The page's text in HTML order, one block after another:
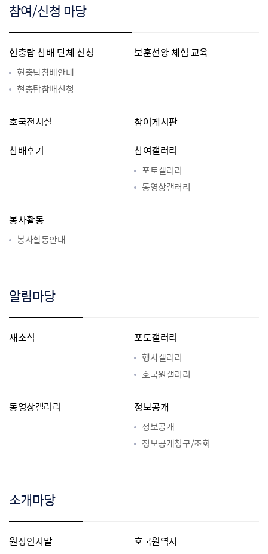
참여/신청 마당
현충탑 참배 단체 신청
현충탑참배안내
현충탑참배신청
보훈선양 체험 교육
호국전시실
참여게시판
참배후기
참여갤러리
포토갤러리
동영상갤러리
봉사활동
봉사활동안내
알림마당
새소식 포토갤러리
행사갤러리
호국원갤러리
동영상갤러리 정보공개
정보공개
정보공개청구/조회
소개마당
원장인사말 호국원역사